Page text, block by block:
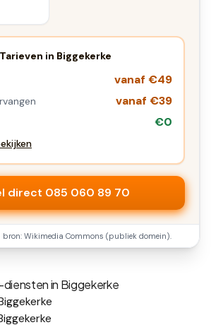
Tarieven in Biggekerke
vanaf €49
vanaf €39
€0
direct 085 060 89 70
Wikimedia Commons (publiek domein).
in Biggekerke